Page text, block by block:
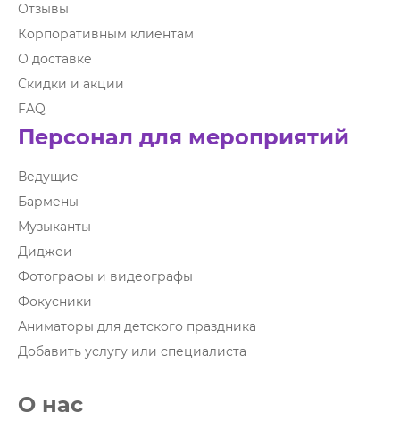
Отзывы
Корпоративным клиентам
О доставке
Скидки и акции
FAQ
Персонал для мероприятий
Ведущие
Бармены
Музыканты
Диджеи
Фотографы и видеографы
Фокусники
Аниматоры для детского праздника
Добавить услугу или специалиста
О нас